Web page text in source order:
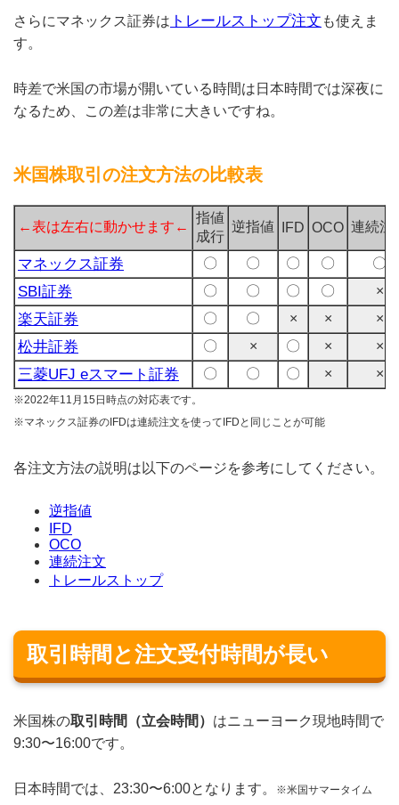
さらにマネックス証券は トレールストップ注文 も使えま
す。
時差で米国の市場が開いている時間は日本時間では深夜に
なるため、この差は非常に大きいですね。
米国株取引の注文方法の比較表
←表は左右に動かせます←
指値
成行
逆指値 IFD OCO 連続注
マネックス証券 〇 〇 〇 〇 〇
SBI証券 〇 〇 〇 〇 ×
楽天証券 〇 〇 × × ×
松井証券 〇 × 〇 × ×
三菱UFJ eスマート証券 〇 〇 〇 × ×
※2022年11月15日時点の対応表です。
※マネックス証券のIFDは連続注文を使ってIFDと同じことが可能
各注文方法の説明は以下のページを参考にしてください。
逆指値
IFD
OCO
連続注文
トレールストップ
取引時間と注文受付時間が長い
米国株の取引時間（立会時間） はニューヨーク現地時間で
9:30〜16:00です。
日本時間では、23:30〜6:00となります。 ※米国サマータイム